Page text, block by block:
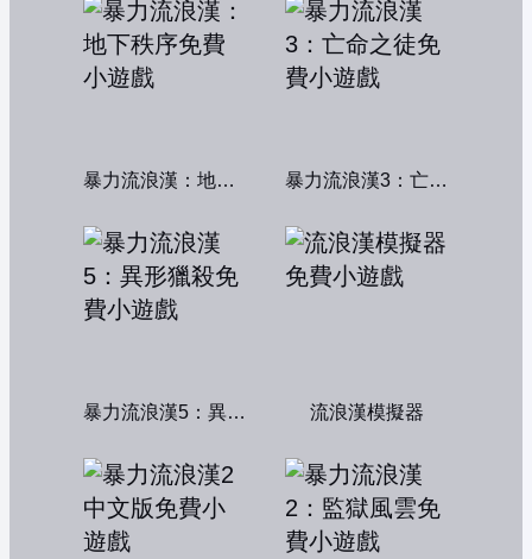
暴力流浪漢：地下秩序 暴力流浪漢3：亡命之徒
暴力流浪漢5：異形獵殺 流浪漢模擬器